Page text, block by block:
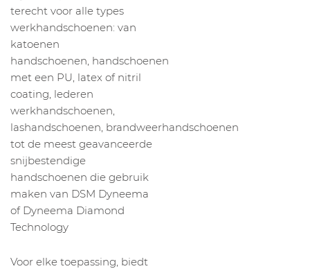
terecht voor alle types
werkhandschoenen: van
katoenen
handschoenen, handschoenen
met een PU, latex of nitril
coating, lederen
werkhandschoenen,
lashandschoenen, brandweerhandschoenen
tot de meest geavanceerde
snijbestendige
handschoenen die gebruik
maken van DSM Dyneema
of Dyneema Diamond
Technology
Voor elke toepassing, biedt